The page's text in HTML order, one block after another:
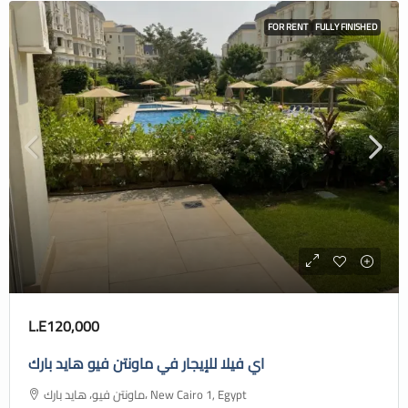
FOR RENT FULLY FINISHED
L.E120,000
اي فيلا للإيجار في ماونتن فيو هايد بارك
ماونتن فيو، هايد بارك، New Cairo 1, Egypt